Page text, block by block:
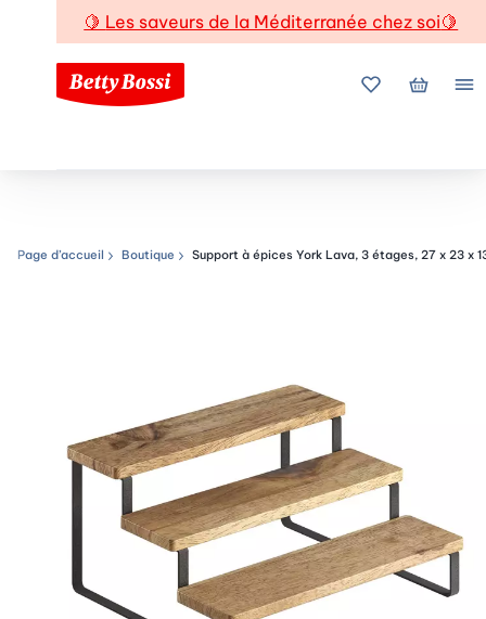
🍋 Les saveurs de la Méditerranée chez soi🍋
Mes favoris
Mon
Chemin de navigation
Page d’accueil Boutique Support à épices York Lava, 3 étages, 27 x 23 x